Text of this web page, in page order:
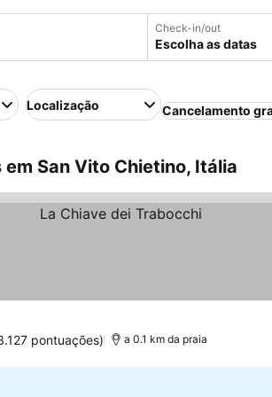
Check-in/out
Escolha as datas
Localização Cancelamento
San Vito Chietino, Itália
pontuações) a 0.1 km da praia